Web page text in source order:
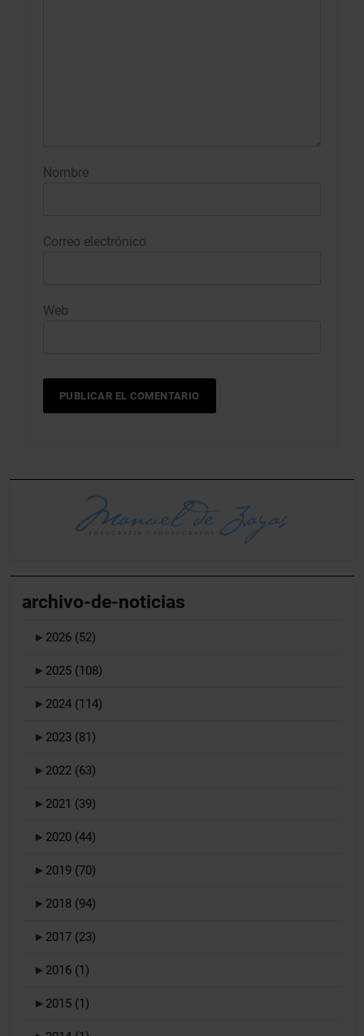
Nombre
Correo electrónico
Web
archivo-de-noticias
► 2026 (52)
► 2025 (108)
► 2024 (114)
► 2023 (81)
► 2022 (63)
► 2021 (39)
► 2020 (44)
► 2019 (70)
► 2018 (94)
► 2017 (23)
► 2016 (1)
► 2015 (1)